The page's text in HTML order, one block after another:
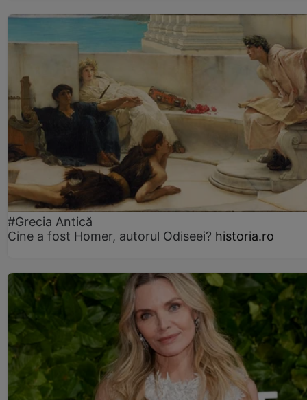
#Grecia Antică
Cine a fost Homer, autorul Odiseei? historia.ro